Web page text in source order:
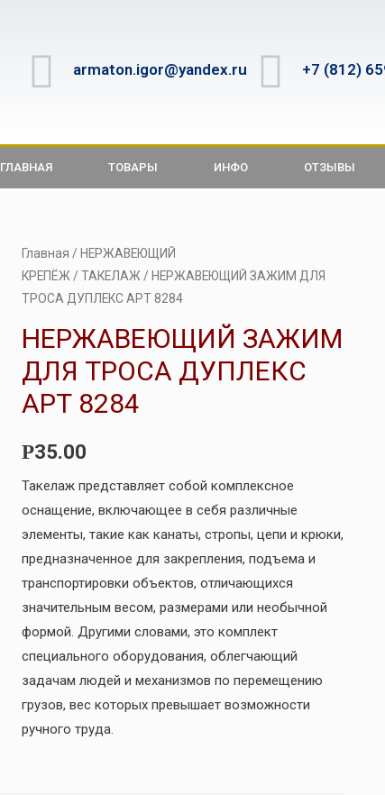
armaton.igor@yandex.ru +7 (812)
ГЛАВНАЯ ТОВАРЫ ИНФО ОТЗЫВЫ
Главная / НЕРЖАВЕЮЩИЙ
КРЕПЁЖ / ТАКЕЛАЖ / НЕРЖАВЕЮЩИЙ ЗАЖИМ ДЛЯ
ТРОСА ДУПЛЕКС АРТ 8284
НЕРЖАВЕЮЩИЙ ЗАЖИМ
ДЛЯ ТРОСА ДУПЛЕКС
АРТ 8284
Р35.00
Такелаж представляет собой комплексное
оснащение, включающее в себя различные
элементы, такие как канаты, стропы, цепи и крюки,
предназначенное для закрепления, подъема и
транспортировки объектов, отличающихся
значительным весом, размерами или необычной
формой. Другими словами, это комплект
специального оборудования, облегчающий
задачам людей и механизмов по перемещению
грузов, вес которых превышает возможности
ручного труда.